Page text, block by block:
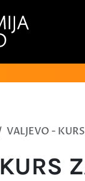
VALJEVO -